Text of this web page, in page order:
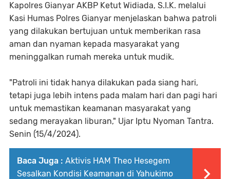
Kapolres Gianyar AKBP Ketut Widiada, S.I.K. melalui
Kasi Humas Polres Gianyar menjelaskan bahwa patroli
yang dilakukan bertujuan untuk memberikan rasa
aman dan nyaman kepada masyarakat yang
meninggalkan rumah mereka untuk mudik.
"Patroli ini tidak hanya dilakukan pada siang hari,
tetapi juga lebih intens pada malam hari dan pagi hari
untuk memastikan keamanan masyarakat yang
sedang merayakan liburan," Ujar Iptu Nyoman Tantra.
Senin (15/4/2024).
Baca Juga : Aktivis HAM Theo Hesegem
Sesalkan Kondisi Keamanan di Yahukimo